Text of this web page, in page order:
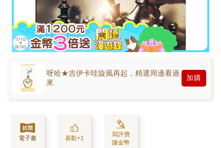
呀哈★吉伊卡哇旋風再起，精選周邊看過
來
加購
電子書 喜歡+1
寫評價
賺金幣